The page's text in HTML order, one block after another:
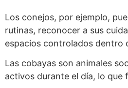
Los conejos, por ejemplo,
rutinas, reconocer a sus
espacios controlados dentro
Las cobayas son animales
activos durante el día, lo que